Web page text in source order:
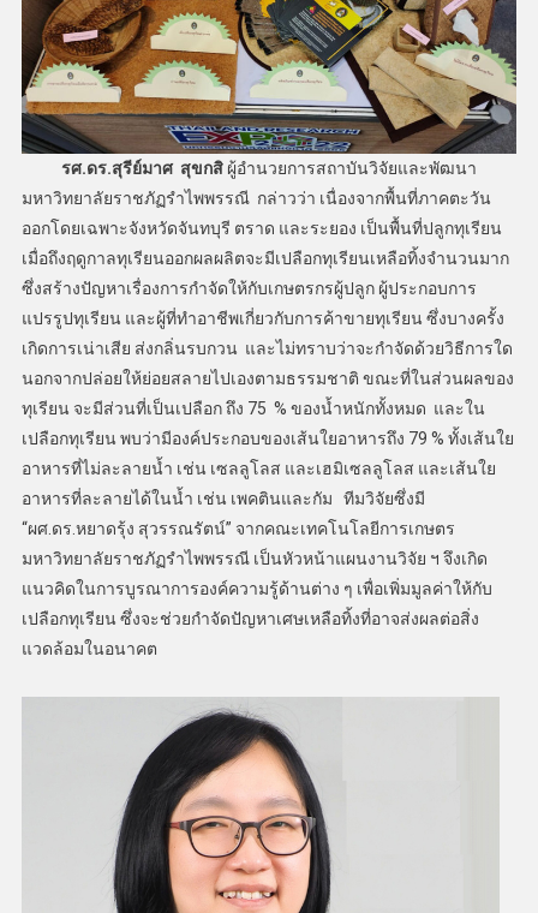
รศ.ดร.สุรีย์มาศ สุขกสิผู้อำนวยการสถาบันวิจัยและพัฒนา
มหาวิทยาลัยราชภัฏรำไพพรรณี กล่าวว่า เนื่องจากพื้นที่ภาคตะวัน
ออกโดยเฉพาะจังหวัดจันทบุรี ตราด และระยอง เป็นพื้นที่ปลูกทุเรียน
เมื่อถึงฤดูกาลทุเรียนออกผลผลิตจะมีเปลือกทุเรียนเหลือทิ้งจำนวนมาก
ซึ่งสร้างปัญหาเรื่องการกำจัดให้กับเกษตรกรผู้ปลูก ผู้ประกอบการ
แปรรูปทุเรียน และผู้ที่ทำอาชีพเกี่ยวกับการค้าขายทุเรียน ซึ่งบางครั้ง
เกิดการเน่าเสีย ส่งกลิ่นรบกวน และไม่ทราบว่าจะกำจัดด้วยวิธีการใด
นอกจากปล่อยให้ย่อยสลายไปเองตามธรรมชาติ ขณะที่ในส่วนผลของ
ทุเรียน จะมีส่วนที่เป็นเปลือก ถึง 75 % ของน้ำหนักทั้งหมด และใน
เปลือกทุเรียน พบว่ามีองค์ประกอบของเส้นใยอาหารถึง 79 % ทั้งเส้นใย
อาหารที่ไม่ละลายน้ำ เช่น เซลลูโลส และเฮมิเซลลูโลส และเส้นใย
อาหารที่ละลายได้ในน้ำ เช่น เพคตินและกัม ทีมวิจัยซึ่งมี
“ผศ.ดร.หยาดรุ้ง สุวรรณรัตน์” จากคณะเทคโนโลยีการเกษตร
มหาวิทยาลัยราชภัฏรำไพพรรณี เป็นหัวหน้าแผนงานวิจัย ฯ จึงเกิด
แนวคิดในการบูรณาการองค์ความรู้ด้านต่าง ๆ เพื่อเพิ่มมูลค่าให้กับ
เปลือกทุเรียน ซึ่งจะช่วยกำจัดปัญหาเศษเหลือทิ้งที่อาจส่งผลต่อสิ่ง
แวดล้อมในอนาคต